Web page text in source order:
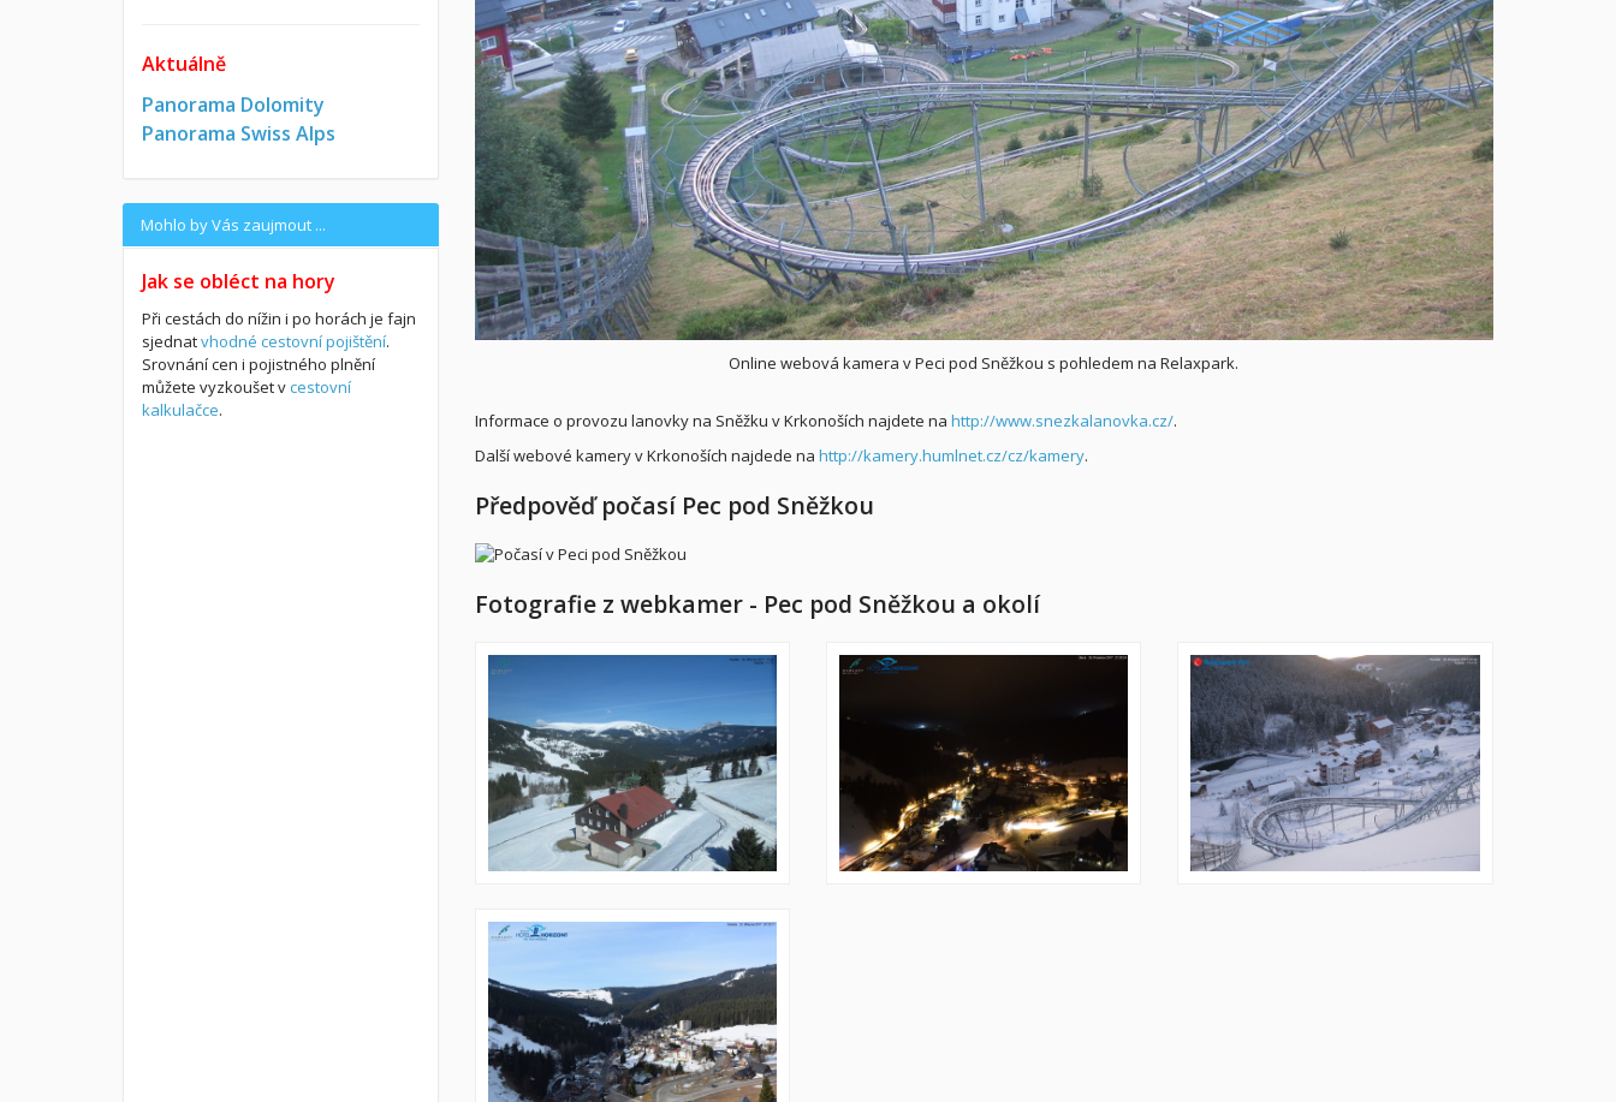
Online webová kamera v Peci pod Sněžkou s pohledem na Relaxpark.
Informace o provozu lanovky na Sněžku v Krkonoších najdete na http://www.snezkalanovka.cz/.
Další webové kamery v Krkonoších najdede na http://kamery.humlnet.cz/cz/kamery.
Předpověď počasí Pec pod Sněžkou
Fotografie z webkamer - Pec pod Sněžkou a okolí
Aktuálně
Panorama Dolomity
Panorama Swiss Alps
Mohlo by Vás zaujmout ...
Jak se obléct na hory
Při cestách do nížin i po horách je fajn
sjednatvhodné cestovní pojištění.
Srovnání cen i pojistného plnění
můžete vyzkoušet vcestovní
kalkulačce.